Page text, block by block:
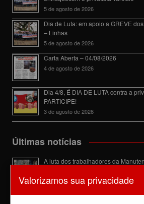
5 de agosto de 2026
Dia de Luta: em apoio a GREVE
– Linhas
5 de agosto de 2026
Carta Aberta – 04/08/2026
4 de agosto de 2026
Dia 4/8, É DIA DE LUTA contra a
PARTICIPE!
3 de agosto de 2026
Últimas notícias
A luta dos trabalhadores da
6 de agosto de 2026
Dia de luta! Ferroviários mostram
Valorizamos sua privacidade